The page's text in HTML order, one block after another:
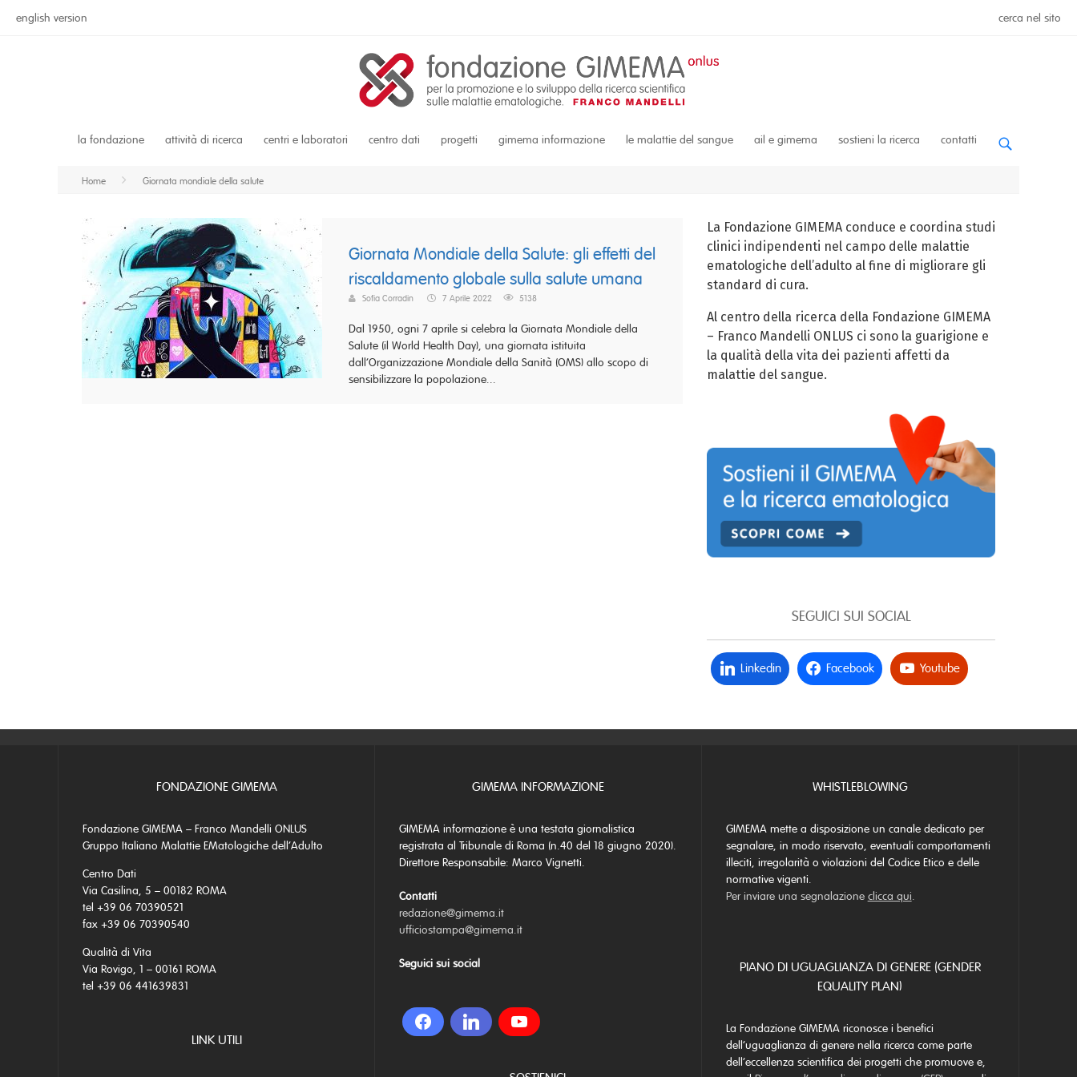
english version cerca nel sito
la fondazione attività di ricerca centri e laboratori centro dati progetti gimema informazione le malattie del sangue ail e gimema sostieni la ricerca contatti
Home Giornata mondiale della salute
Giornata Mondiale della Salute: gli effetti del
riscaldamento globale sulla salute umana
Sofia Corradin 7 Aprile 2022 5138
Dal 1950, ogni 7 aprile si celebra la Giornata Mondiale della
Salute (il World Health Day), una giornata istituita
dall’Organizzazione Mondiale della Sanità (OMS) allo scopo di
sensibilizzare la popolazione...
La Fondazione GIMEMA conduce e coordina studi
clinici indipendenti nel campo delle malattie
ematologiche dell’adulto al fine di migliorare gli
standard di cura.
Al centro della ricerca della Fondazione GIMEMA
– Franco Mandelli ONLUS ci sono la guarigione e
la qualità della vita dei pazienti affetti da
malattie del sangue.
SEGUICI SUI SOCIAL
Linkedin Facebook Youtube
FONDAZIONE GIMEMA
Fondazione GIMEMA – Franco Mandelli ONLUS
Gruppo Italiano Malattie EMatologiche dell’Adulto
Centro Dati
Via Casilina, 5 – 00182 ROMA
tel +39 06 70390521
fax +39 06 70390540
Qualità di Vita
Via Rovigo, 1 – 00161 ROMA
tel +39 06 441639831
LINK UTILI
GIMEMA INFORMAZIONE
GIMEMA informazione è una testata giornalistica
registrata al Tribunale di Roma (n.40 del 18 giugno 2020).
Direttore Responsabile: Marco Vignetti.
Contatti
redazione@gimema.it
ufficiostampa@gimema.it
Seguici sui social
WHISTLEBLOWING
GIMEMA mette a disposizione un canale dedicato per
segnalare, in modo riservato, eventuali comportamenti
illeciti, irregolarità o violazioni del Codice Etico e delle
normative vigenti.
Per inviare una segnalazione clicca qui.
PIANO DI UGUAGLIANZA DI GENERE (GENDER
EQUALITY PLAN)
La Fondazione GIMEMA riconosce i benefici
dell’uguaglianza di genere nella ricerca come parte
dell’eccellenza scientifica dei progetti che promuove e,